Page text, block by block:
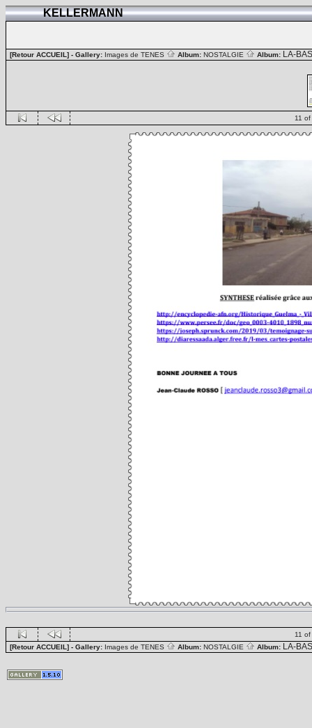
KELLERMANN
[Retour ACCUEIL] - Gallery: Images de TENES Album: NOSTALGIE Album: LA-BAS
11 of
11 of
[Retour ACCUEIL] - Gallery: Images de TENES Album: NOSTALGIE Album: LA-BAS